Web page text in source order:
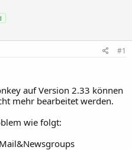
#1
auf Version 2.33 können
mehr bearbeitet werden.
wie folgt: